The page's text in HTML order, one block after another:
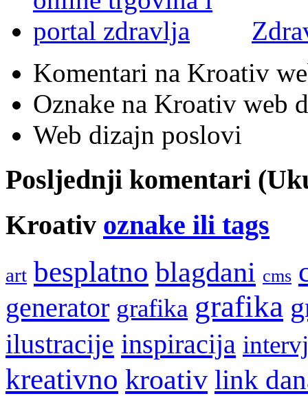
Komentari na Kroativ
Oznake na Kroativ web
Web dizajn poslovi
Posljednji komentari
Kroativ oznake ili tags
art besplatno blagdani cms
generator grafika grafika
ilustracije inspiracija
kreativno kroativ link